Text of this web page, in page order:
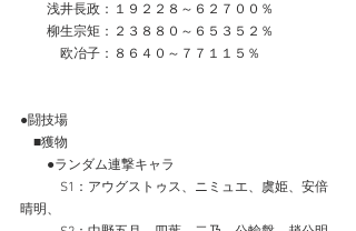
浅井長政：１９２２８～６２７００％
柳生宗矩：２３８８０～６５３５２％
欧冶子：８６４０～７７１１５％
●闘技場
■獲物
●ランダム連撃キャラ
S1：アウグストゥス、ニミュエ、虞姫、安倍
晴明、